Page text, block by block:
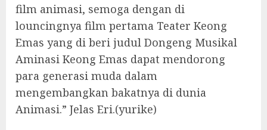
film animasi, semoga dengan di
louncingnya film pertama Teater Keong
Emas yang di beri judul Dongeng Musikal
Aminasi Keong Emas dapat mendorong
para generasi muda dalam
mengembangkan bakatnya di dunia
Animasi.” Jelas Eri.(yurike)